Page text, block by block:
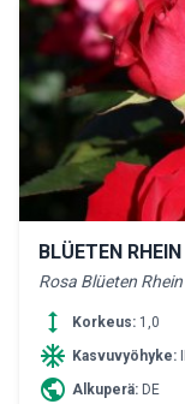
BLÜETEN RHEIN
Rosa Blüeten Rhein
height Korkeus: 1,0
ac_unit Kasvuvyöhyke:
public Alkuperä: DE